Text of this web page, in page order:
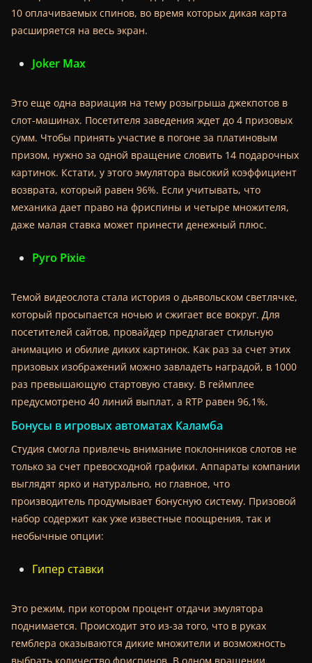
10 оплачиваемых спинов, во время которых дикая карта
расширяется на весь экран.
Joker Max
Это еще одна вариация на тему розыгрыша джекпотов в
слот-машинах. Посетителя заведения ждет до 4 призовых
сумм. Чтобы принять участие в погоне за платиновым
призом, нужно за одной вращение словить 14 подарочных
картинок. Кстати, у этого эмулятора высокий коэффициент
возврата, который равен 96%. Если учитывать, что
механика дает право на фриспины и четыре множителя,
даже малая ставка может принести денежный плюс.
Pyro Pixie
Темой видеослота стала история о дьявольском светлячке,
который просыпается ночью и сжигает все вокруг. Для
посетителей сайтов, провайдер предлагает стильную
анимацию и обилие диких картинок. Как раз за счет этих
призовых изображений можно завладеть наградой, в 1000
раз превышающую стартовую ставку. В геймплее
предусмотрено 40 линий выплат, а RTP равен 96,1%.
Бонусы в игровых автоматах Каламба
Студия смогла привлечь внимание поклонников слотов не
только за счет превосходной графики. Аппараты компании
выглядят ярко и натурально, но главное, что
производитель продумывает бонусную систему. Призовой
набор содержит как уже известные поощрения, так и
необычные опции:
Гипер ставки
Это режим, при котором процент отдачи эмулятора
поднимается. Происходит это из-за того, что в руках
гемблера оказываются дикие множители и возможность